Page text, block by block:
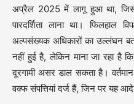
अप्रैल 2025 में लागू हुआ था,
पारदर्शिता लाना था। फिलहाल
अल्पसंख्यक अधिकारों का उल्लंघन
नहीं हुई है, लेकिन माना जा रहा है
दूरगामी असर डाल सकता है।
वक्फ संपत्तियां दर्ज हैं, जिन पर यह